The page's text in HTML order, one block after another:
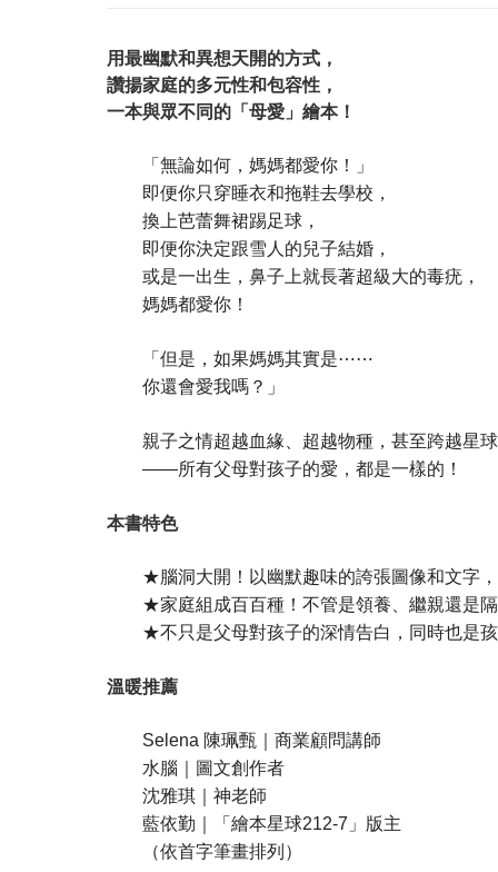
用最幽默和異想天開的方式，
讚揚家庭的多元性和包容性，
一本與眾不同的「母愛」繪本！
「無論如何，媽媽都愛你！」
即便你只穿睡衣和拖鞋去學校，
換上芭蕾舞裙踢足球，
即便你決定跟雪人的兒子結婚，
或是一出生，鼻子上就長著超級大的毒疣，
媽媽都愛你！
「但是，如果媽媽其實是⋯⋯
你還會愛我嗎？」
親子之情超越血緣、超越物種，甚至跨越星球
——所有父母對孩子的愛，都是一樣的！
本書特色
★腦洞大開！以幽默趣味的誇張圖像和文字，
★家庭組成百百種！不管是領養、繼親還是隔
★不只是父母對孩子的深情告白，同時也是孩
溫暖推薦
Selena 陳珮甄｜商業顧問講師
水腦｜圖文創作者
沈雅琪｜神老師
藍依勤｜「繪本星球212-7」版主
（依首字筆畫排列）